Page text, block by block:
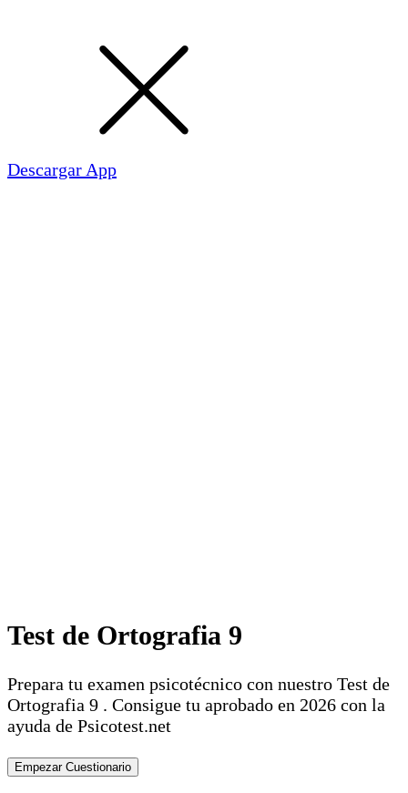
Descargar App
Test de Ortografia 9
Prepara tu examen psicotécnico con nuestro Test de
Ortografia 9 . Consigue tu aprobado en 2026 con la
ayuda de Psicotest.net